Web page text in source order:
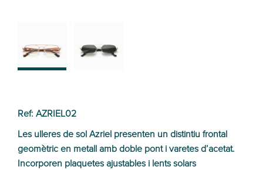
Ref: AZRIEL02
Les ulleres de sol Azriel presenten un distintiu frontal
geomètric en metall amb doble pont i varetes d’acetat.
Incorporen plaquetes ajustables i lents solars